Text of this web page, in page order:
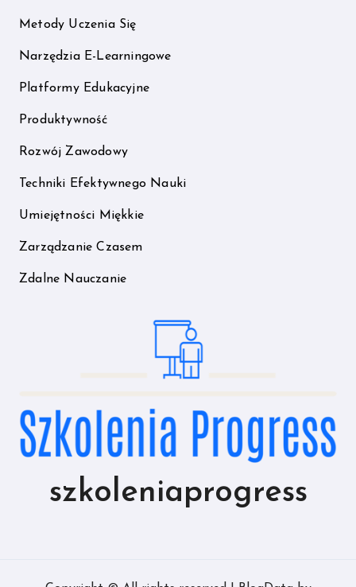
Metody Uczenia Się
Narzędzia E-Learningowe
Platformy Edukacyjne
Produktywność
Rozwój Zawodowy
Techniki Efektywnego Nauki
Umiejętności Miękkie
Zarządzanie Czasem
Zdalne Nauczanie
szkoleniaprogress